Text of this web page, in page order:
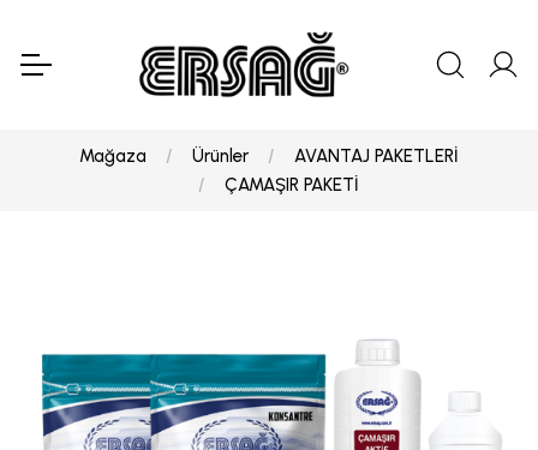
Mağaza Ürünler
AVANTAJ PAKETLERİ
ÇAMAŞIR PAKETİ